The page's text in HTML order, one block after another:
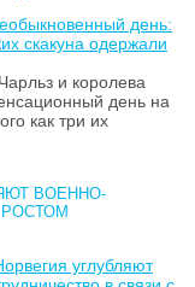
день:
скакуна одержали
и королева
день на
как три их
ВОЕННО-
углубляют